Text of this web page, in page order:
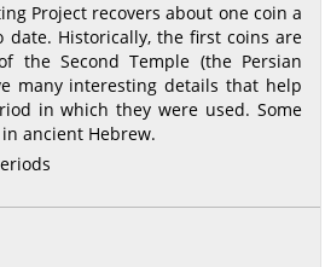
Project recovers about one coin a
date. Historically, the first coins are
the Second Temple (the Persian
many interesting details that help
in which they were used. Some
ancient Hebrew.